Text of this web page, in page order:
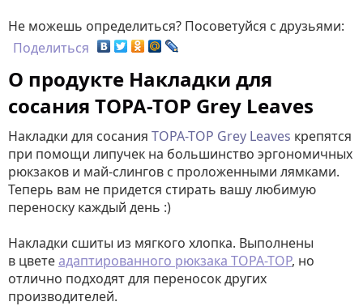
Не можешь определиться? Посоветуйся с друзьями:
Поделиться
О продукте Накладки для
сосания TOPA-TOP Grey Leaves
Накладки для сосания TOPA-TOP Grey Leaves крепятся
при помощи липучек на большинство эргономичных
рюкзаков и май-слингов с проложенными лямками.
Теперь вам не придется стирать вашу любимую
переноску каждый день :)
Накладки сшиты из мягкого хлопка. Выполнены
в цветеадаптированного рюкзака TOPA-TOP, но
отлично подходят для переносок других
производителей.